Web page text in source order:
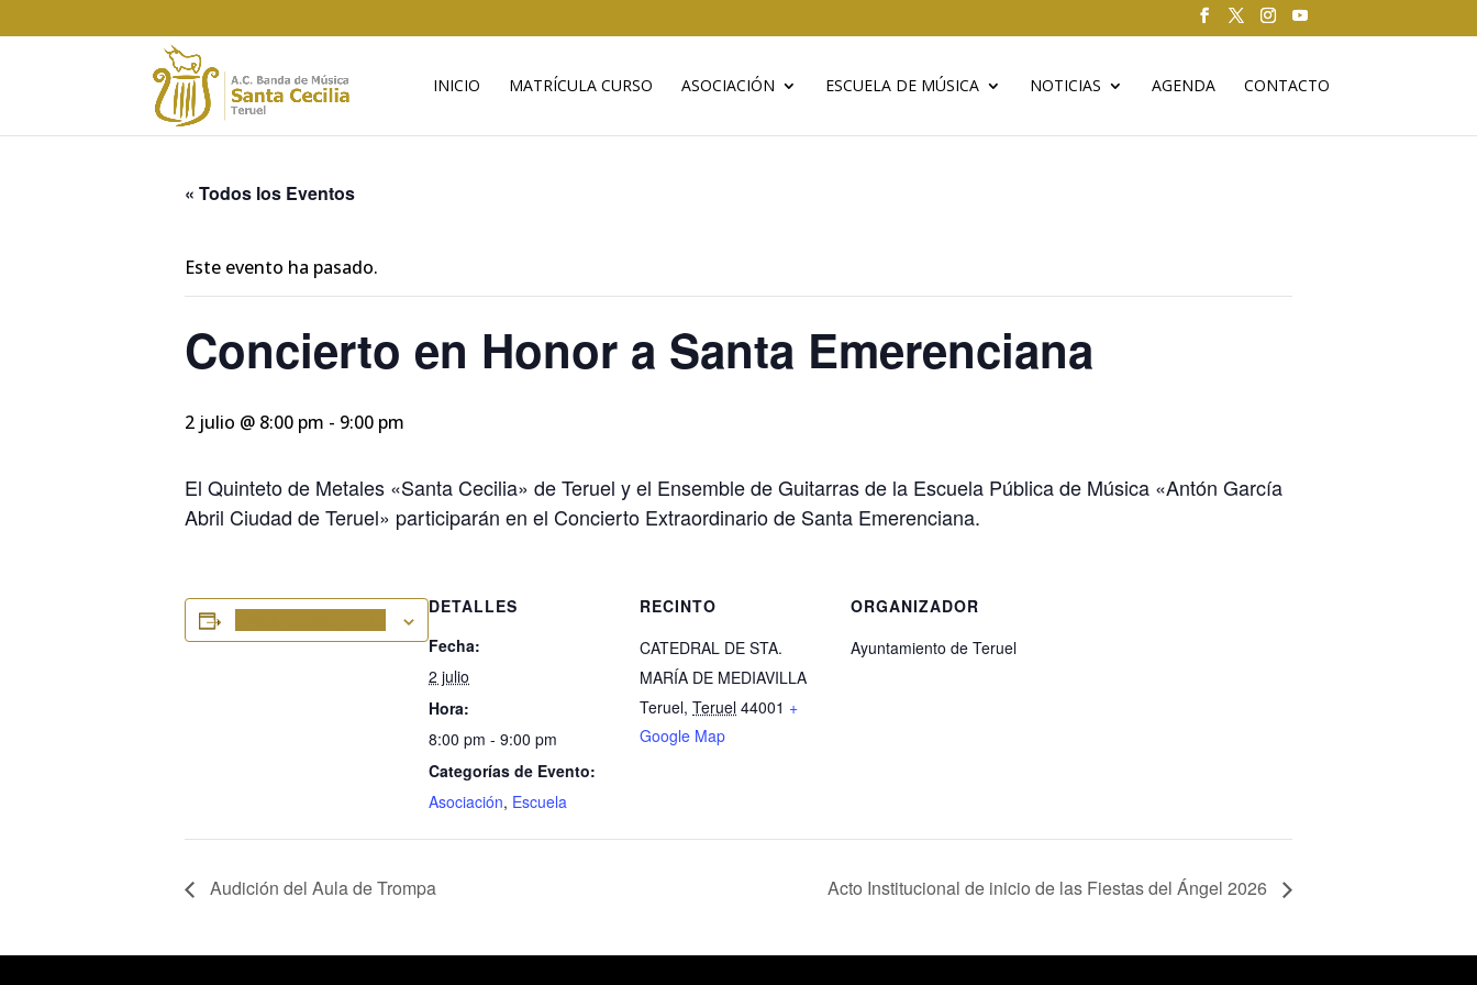
INICIO MATRÍCULA CURSO ASOCIACIÓN ESCUELA DE MÚSICA NOTICIAS AGENDA CONTACTO
« Todos los Eventos
Este evento ha pasado.
Concierto en Honor a Santa Emerenciana
2 julio @ 8:00 pm - 9:00 pm
El Quinteto de Metales «Santa Cecilia» de Teruel y el Ensemble de Guitarras de la Escuela Pública de Música «Antón García
Abril Ciudad de Teruel» participarán en el Concierto Extraordinario de Santa Emerenciana.
DETALLES
Fecha:
2 julio
Hora:
8:00 pm - 9:00 pm
Categorías de Evento:
Asociación, Escuela
RECINTO
CATEDRAL DE STA.
MARÍA DE MEDIAVILLA
Teruel, Teruel 44001 +
Google Map
ORGANIZADOR
Ayuntamiento de Teruel
Audición del Aula de Trompa Acto Institucional de inicio de las Fiestas del Ángel 2026